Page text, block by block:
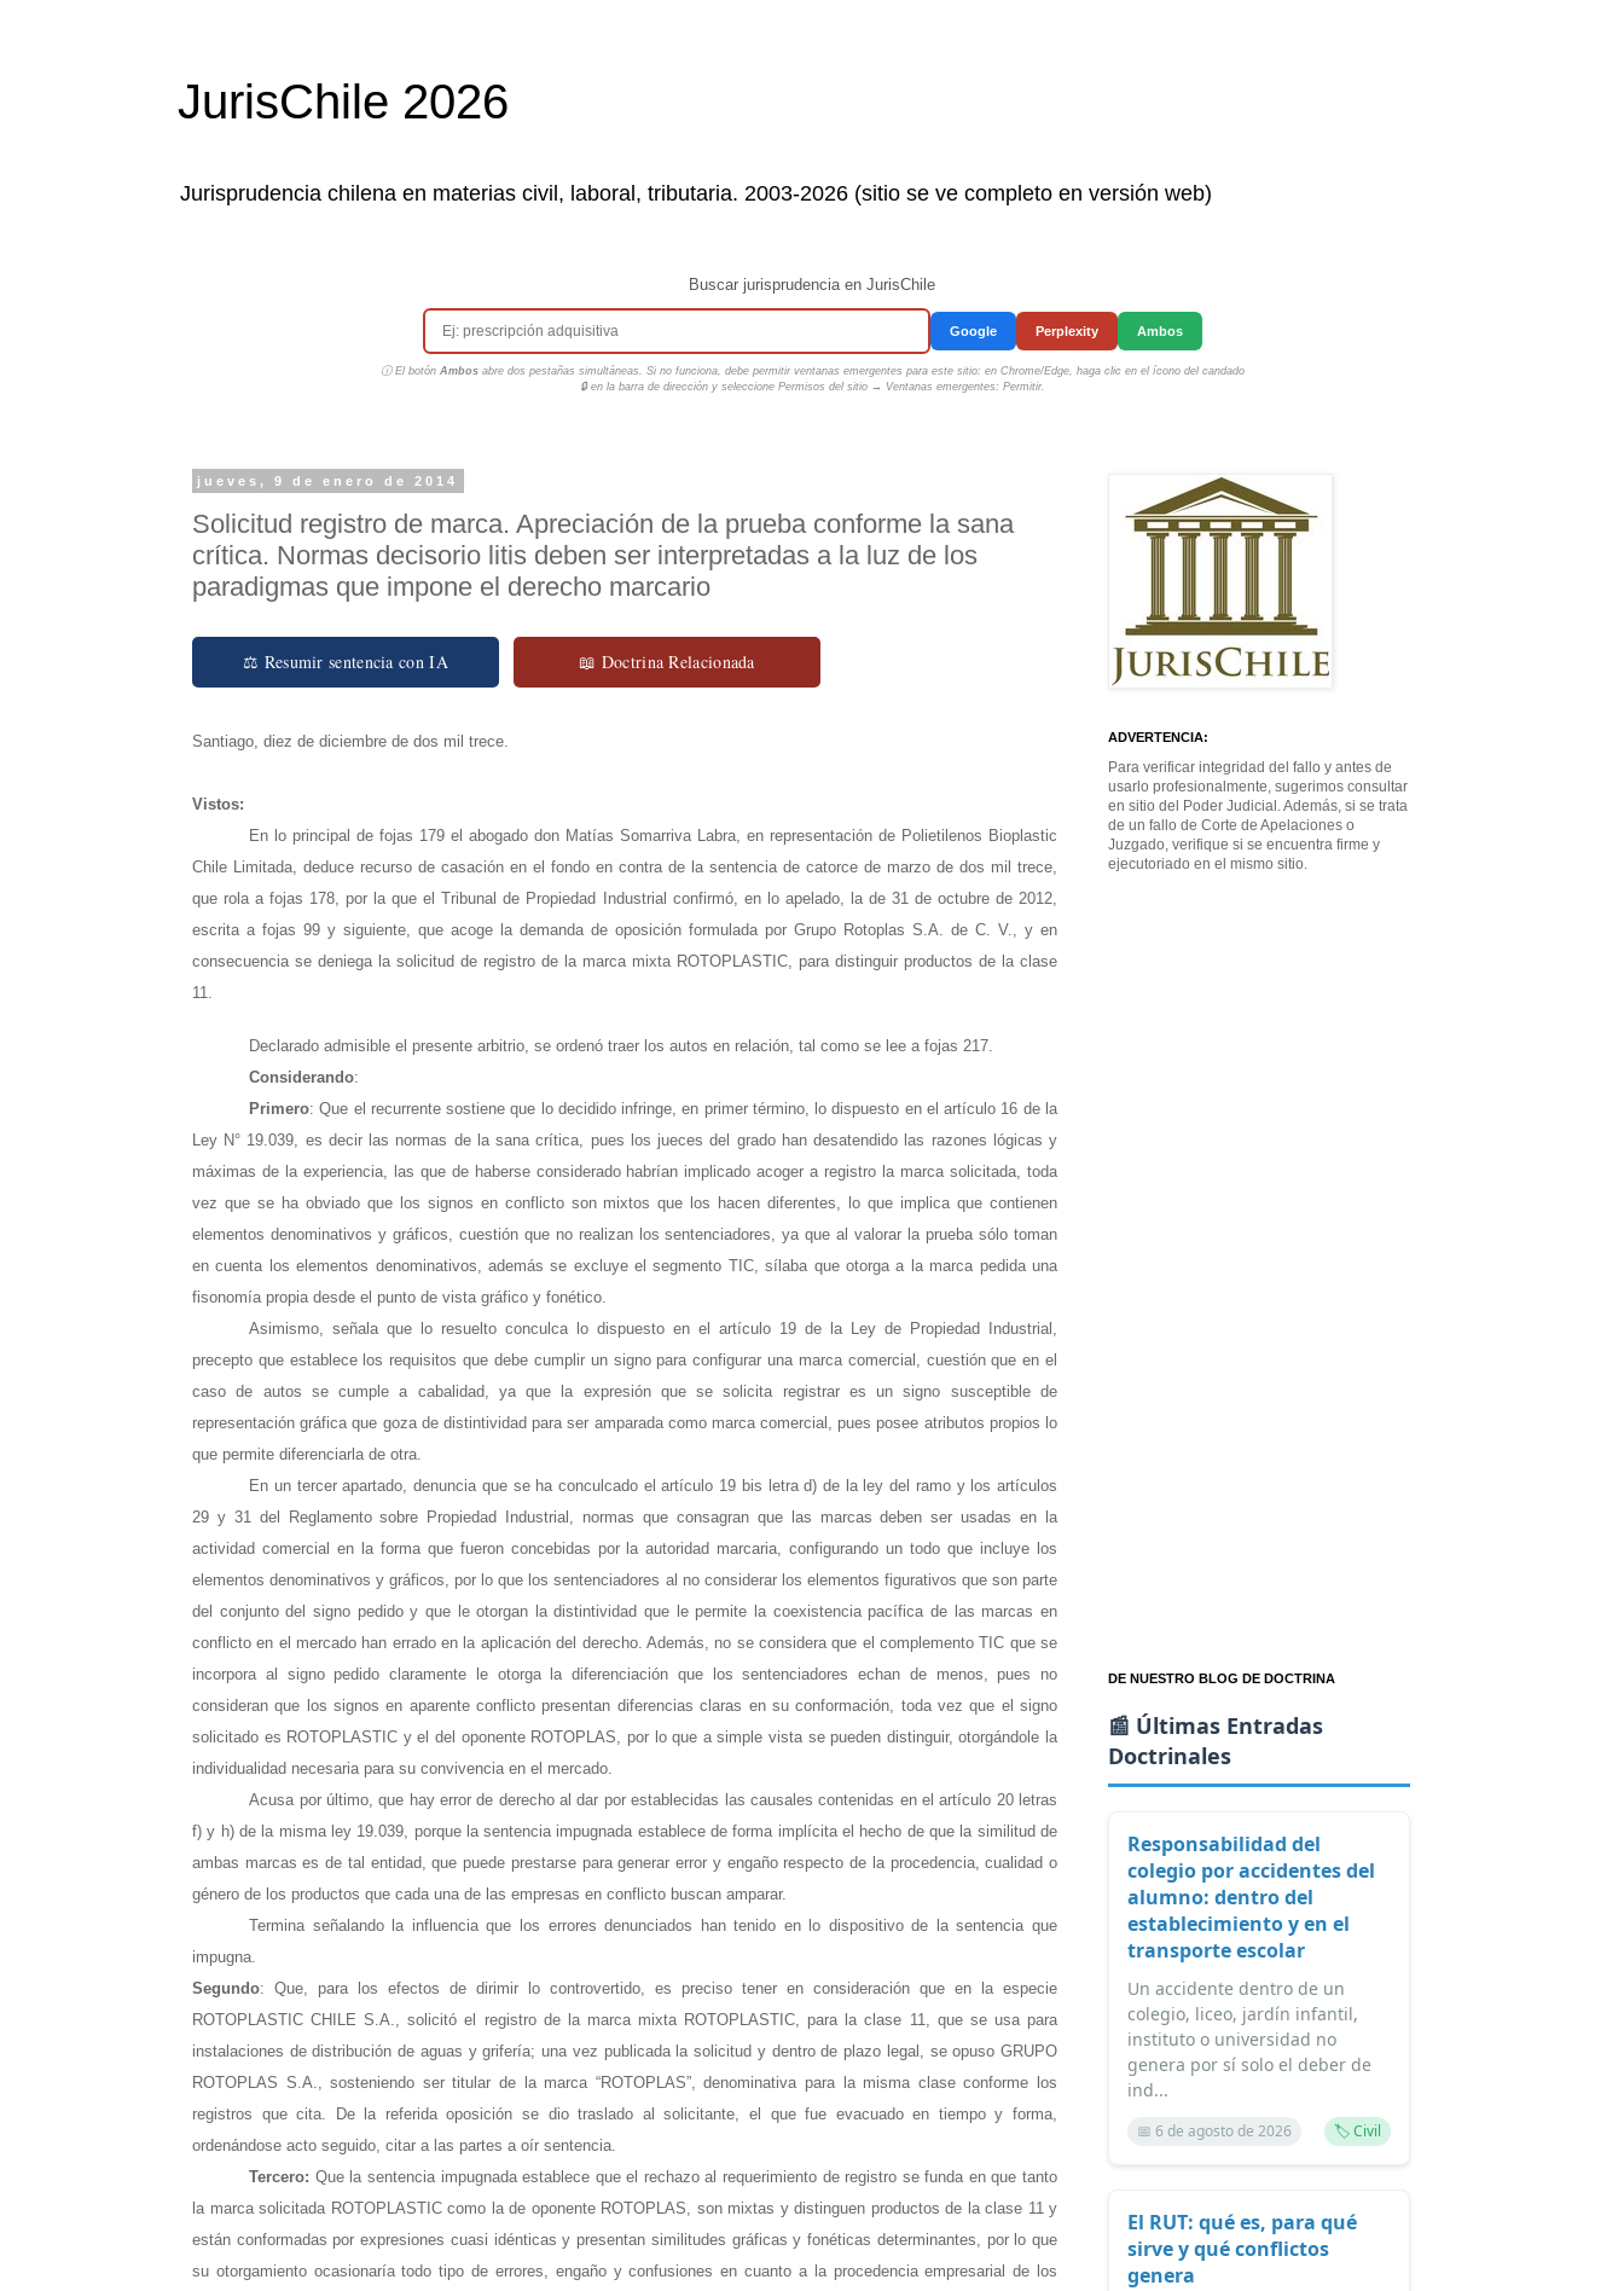
JurisChile 2026
Jurisprudencia chilena en materias civil, laboral, tributaria. 2003-2026 (sitio se ve completo en versión web)
Buscar jurisprudencia en JurisChile
Google Perplexity Ambos
ⓘ El botón Ambosabre dos pestañas simultáneas. Si no funciona, debe permitir ventanas emergentes para este sitio: en Chrome/Edge, haga clic en el ícono del candado
🔒 en la barra de dirección y seleccione Permisos del sitio → Ventanas emergentes: Permitir.
jueves, 9 de enero de 2014
Solicitud registro de marca. Apreciación de la prueba conforme la sana
crítica. Normas decisorio litis deben ser interpretadas a la luz de los
paradigmas que impone el derecho marcario
⚖ Resumir sentencia con IA 📖 Doctrina Relacionada
Santiago, diez de diciembre de dos mil trece.
Vistos:
En lo principal de fojas 179 el abogado don Matías Somarriva Labra, en representación de Polietilenos Bioplastic
Chile Limitada, deduce recurso de casación en el fondo en contra de la sentencia de catorce de marzo de dos mil trece
que rola a fojas 178, por la que el Tribunal de Propiedad Industrial confirmó, en lo apelado, la de 31 de octubre de 2012,
escrita a fojas 99 y siguiente, que acoge la demanda de oposición formulada por Grupo Rotoplas S.A. de C. V., y en
consecuencia se deniega la solicitud de registro de la marca mixta ROTOPLASTIC, para distinguir productos de la clase
11.
Declarado admisible el presente arbitrio, se ordenó traer los autos en relación, tal como se lee a fojas 217.
Considerando:
Primero: Que el recurrente sostiene que lo decidido infringe, en primer término, lo dispuesto en el artículo 16 de la
Ley N° 19.039, es decir las normas de la sana crítica, pues los jueces del grado han desatendido las razones lógicas y
máximas de la experiencia, las que de haberse considerado habrían implicado acoger a registro la marca solicitada, toda
vez que se ha obviado que los signos en conflicto son mixtos que los hacen diferentes, lo que implica que contienen
elementos denominativos y gráficos, cuestión que no realizan los sentenciadores, ya que al valorar la prueba sólo toman
en cuenta los elementos denominativos, además se excluye el segmento TIC, sílaba que otorga a la marca pedida una
fisonomía propia desde el punto de vista gráfico y fonético.
Asimismo, señala que lo resuelto conculca lo dispuesto en el artículo 19 de la Ley de Propiedad Industrial,
precepto que establece los requisitos que debe cumplir un signo para configurar una marca comercial, cuestión que en el
caso de autos se cumple a cabalidad, ya que la expresión que se solicita registrar es un signo susceptible de
representación gráfica que goza de distintividad para ser amparada como marca comercial, pues posee atributos propios lo
que permite diferenciarla de otra.
En un tercer apartado, denuncia que se ha conculcado el artículo 19 bis letra d) de la ley del ramo y los artículos
29 y 31 del Reglamento sobre Propiedad Industrial, normas que consagran que las marcas deben ser usadas en la
actividad comercial en la forma que fueron concebidas por la autoridad marcaria, configurando un todo que incluye los
elementos denominativos y gráficos, por lo que los sentenciadores al no considerar los elementos figurativos que son parte
del conjunto del signo pedido y que le otorgan la distintividad que le permite la coexistencia pacífica de las marcas en
conflicto en el mercado han errado en la aplicación del derecho. Además, no se considera que el complemento TIC que se
incorpora al signo pedido claramente le otorga la diferenciación que los sentenciadores echan de menos, pues no
consideran que los signos en aparente conflicto presentan diferencias claras en su conformación, toda vez que el signo
solicitado es ROTOPLASTIC y el del oponente ROTOPLAS, por lo que a simple vista se pueden distinguir, otorgándole la
individualidad necesaria para su convivencia en el mercado.
Acusa por último, que hay error de derecho al dar por establecidas las causales contenidas en el artículo 20 letras
f) y h) de la misma ley 19.039, porque la sentencia impugnada establece de forma implícita el hecho de que la similitud de
ambas marcas es de tal entidad, que puede prestarse para generar error y engaño respecto de la procedencia, cualidad o
género de los productos que cada una de las empresas en conflicto buscan amparar.
Termina señalando la influencia que los errores denunciados han tenido en lo dispositivo de la sentencia que
impugna.
Segundo: Que, para los efectos de dirimir lo controvertido, es preciso tener en consideración que en la especie
ROTOPLASTIC CHILE S.A., solicitó el registro de la marca mixta ROTOPLASTIC, para la clase 11, que se usa para
instalaciones de distribución de aguas y grifería; una vez publicada la solicitud y dentro de plazo legal, se opuso GRUPO
ROTOPLAS S.A., sosteniendo ser titular de la marca “ROTOPLAS”, denominativa para la misma clase conforme los
registros que cita. De la referida oposición se dio traslado al solicitante, el que fue evacuado en tiempo y forma,
ordenándose acto seguido, citar a las partes a oír sentencia.
Tercero: Que la sentencia impugnada establece que el rechazo al requerimiento de registro se funda en que tanto
la marca solicitada ROTOPLASTIC como la de oponente ROTOPLAS, son mixtas y distinguen productos de la clase 11 y
están conformadas por expresiones cuasi idénticas y presentan similitudes gráficas y fonéticas determinantes, por lo que
su otorgamiento ocasionaría todo tipo de errores, engaño y confusiones en cuanto a la procedencia empresarial de los
ADVERTENCIA:
Para verificar integridad del fallo y antes de
usarlo profesionalmente, sugerimos consultar
en sitio del Poder Judicial. Además, si se trata
de un fallo de Corte de Apelaciones o
Juzgado, verifique si se encuentra firme y
ejecutoriado en el mismo sitio.
DE NUESTRO BLOG DE DOCTRINA
📰 Últimas Entradas
Doctrinales
Responsabilidad del
colegio por accidentes del
alumno: dentro del
establecimiento y en el
transporte escolar
Un accidente dentro de un
colegio, liceo, jardín infantil,
instituto o universidad no
genera por sí solo el deber de
ind...
📅 6 de agosto de 2026 🏷️ Civil
El RUT: qué es, para qué
sirve y qué conflictos
genera